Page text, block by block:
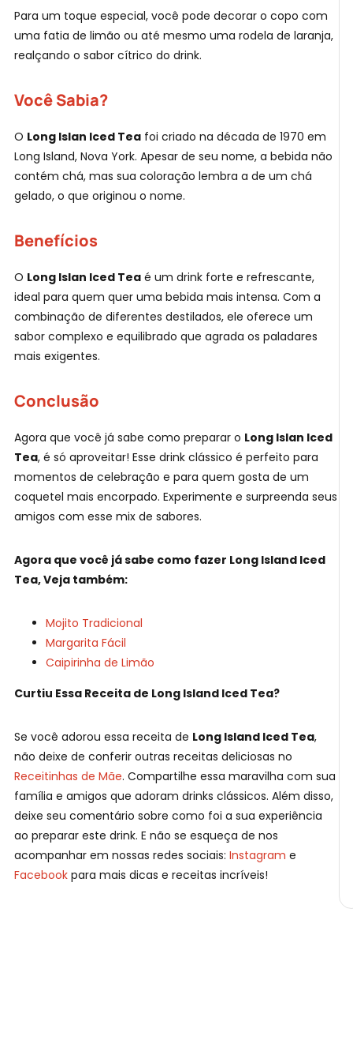
Para um toque especial, você pode decorar o copo com
uma fatia de limão ou até mesmo uma rodela de laranja,
realçando o sabor cítrico do drink.
Você Sabia?
O Long Islan Iced Tea foi criado na década de 1970 em
Long Island, Nova York. Apesar de seu nome, a bebida não
contém chá, mas sua coloração lembra a de um chá
gelado, o que originou o nome.
Benefícios
O Long Islan Iced Tea é um drink forte e refrescante,
ideal para quem quer uma bebida mais intensa. Com a
combinação de diferentes destilados, ele oferece um
sabor complexo e equilibrado que agrada os paladares
mais exigentes.
Conclusão
Agora que você já sabe como preparar o Long Islan Iced
Tea, é só aproveitar! Esse drink clássico é perfeito para
momentos de celebração e para quem gosta de um
coquetel mais encorpado. Experimente e surpreenda seus
amigos com esse mix de sabores.
Agora que você já sabe como fazer Long Island Iced
Tea, Veja também:
Mojito Tradicional
Margarita Fácil
Caipirinha de Limão
Curtiu Essa Receita de Long Island Iced Tea?
Se você adorou essa receita de Long Island Iced Tea,
não deixe de conferir outras receitas deliciosas no
Receitinhas de Mãe. Compartilhe essa maravilha com sua
família e amigos que adoram drinks clássicos. Além disso,
deixe seu comentário sobre como foi a sua experiência
ao preparar este drink. E não se esqueça de nos
acompanhar em nossas redes sociais: Instagram e
Facebook para mais dicas e receitas incríveis!